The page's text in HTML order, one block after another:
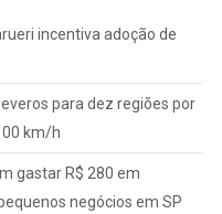
incentiva adoção de
para dez regiões por
km/h
gastar R$ 280 em
negócios em SP